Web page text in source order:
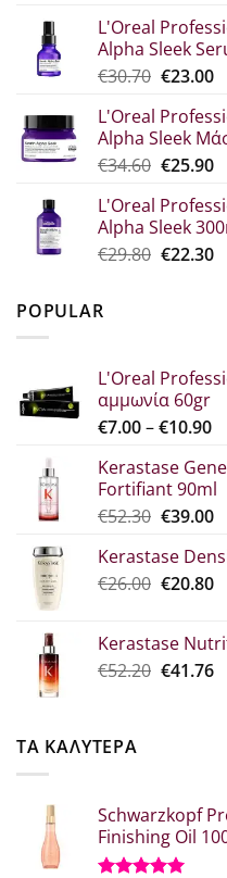
was:
€44.80.
L'Oreal
Alpha Sleek
€30.70 Original
was:
€30.70.
€23.00Η
L'Oreal
Alpha Sleek
€34.60 Original
was:
€34.60.
€25.90Η
L'Oreal
Alpha Sleek
€29.80 Original
€22.30Η
POPULAR
L'Oreal
αμμωνία 60gr
€7.00–€10.90
Kerastase
Fortifiant 90ml
€52.30 Original
was:
€52.30.
€39.00Η
Kerastase
€26.00 Original
€26.00.
€20.80Η
Kerastase
€52.20 Original
€41.76Η
ΤΑ ΚΑΛΥΤΕΡΑ
Schwarzkopf
Finishing Oil